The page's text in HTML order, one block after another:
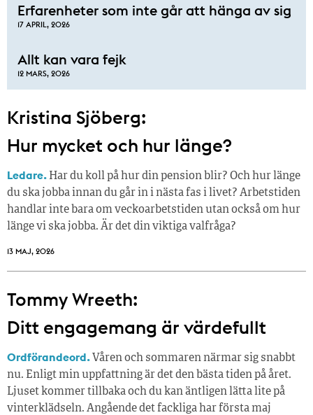
Erfarenheter som inte går att hänga av sig
17 APRIL, 2026
Allt kan vara fejk
12 MARS, 2026
Kristina Sjöberg:
Hur mycket och hur länge?
Ledare. Har du koll på hur din pension blir? Och hur länge
du ska jobba innan du går in i nästa fas i livet? Arbetstiden
handlar inte bara om veckoarbetstiden utan också om hur
länge vi ska jobba. Är det din viktiga valfråga?
13 MAJ, 2026
Tommy Wreeth:
Ditt engagemang är värdefullt
Ordförandeord. Våren och sommaren närmar sig snabbt
nu. Enligt min uppfattning är det den bästa tiden på året.
Ljuset kommer tillbaka och du kan äntligen lätta lite på
vinterklädseln. Angående det fackliga har första maj